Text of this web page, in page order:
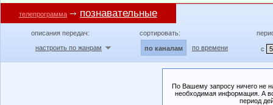
телепрограмма познавательные
описания передач:
настроить по жанрам
сортировать:
по каналам по времени с
По Вашему запросу ничего не
необходимая информация. А
период